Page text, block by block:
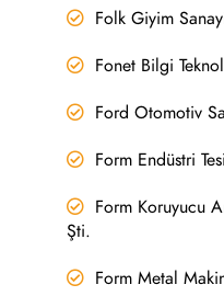
Folk Giyim
Fonet Bilgi
Ford Otomotiv
Form Endüstri
Form Koruyucu
Şti.
Form Metal